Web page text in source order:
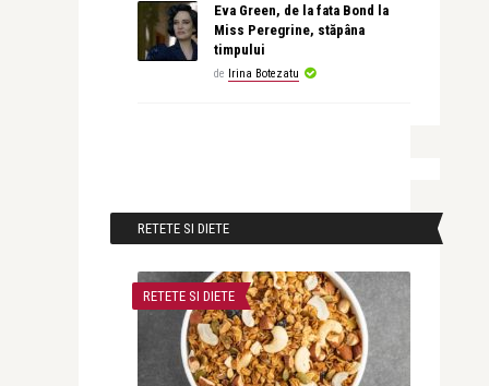
Eva Green, de la fata Bond la
Miss Peregrine, stăpâna
timpului
de Irina Botezatu
RETETE SI DIETE
RETETE SI DIETE